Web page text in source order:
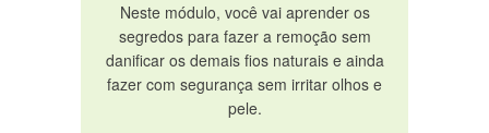
Neste módulo, você vai aprender os
segredos para fazer a remoção sem
danificar os demais fios naturais e ainda
fazer com segurança sem irritar olhos e
pele.